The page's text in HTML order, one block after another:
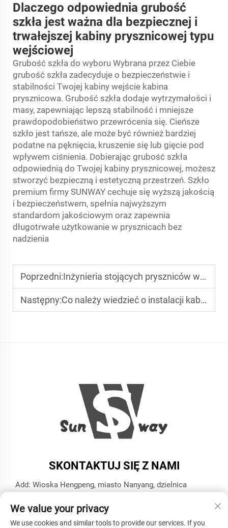
Dlaczego odpowiednia grubość
szkła jest ważna dla bezpiecznej i
trwałejszej kabiny prysznicowej typu
wejściowej
Grubość szkła do wyboru Wybrana przez Ciebie
grubość szkła zadecyduje o bezpieczeństwie i
stabilności Twojej kabiny wejście kabina
prysznicowa. Grubość szkła dodaje wytrzymałości i
masy, zapewniając lepszą stabilność i mniejsze
prawdopodobieństwo przewrócenia się. Cieńsze
szkło jest tańsze, ale może być również bardziej
podatne na pęknięcia, kruszenie się lub gięcie pod
wpływem ciśnienia. Dobierając grubość szkła
odpowiednią do Twojej kabiny prysznicowej, możesz
stworzyć bezpieczną i estetyczną przestrzeń. Szkło
premium firmy SUNWAY cechuje się wyższą jakością
i bezpieczeństwem, spełnia najwyższym
standardom jakościowym oraz zapewnia
długotrwałe użytkowanie w prysznicach bez
nadzienia
Poprzedni:Inżynieria stojących pryszniców wodoodpornych
Następny:Co należy wiedzieć o instalacji kabiny prysznicowej wejściowej na nierównym podłożu
SKONTAKTUJ SIĘ Z NAMI
Add: Wioska Hengpeng, miasto Nanyang, dzielnica
Tel: +86-13606543282
We value your privacy
We use cookies and similar tools to provide our services. If you